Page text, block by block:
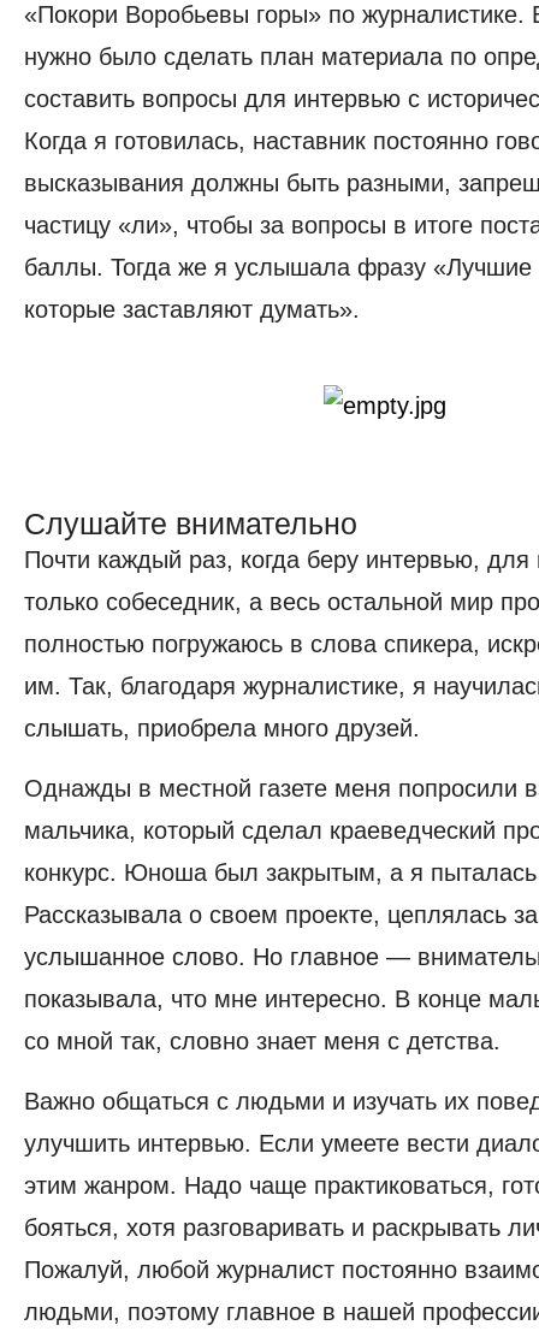
«Покори Воробьевы горы» по журналистике.
нужно было сделать план материала по
составить вопросы для интервью с
Когда я готовилась, наставник постоянно
высказывания должны быть разными,
частицу «ли», чтобы за вопросы в итоге
баллы. Тогда же я услышала фразу «Лучшие
которые заставляют думать».
Слушайте внимательно
Почти каждый раз, когда беру интервью, для
только собеседник, а весь остальной мир
полностью погружаюсь в слова спикера,
им. Так, благодаря журналистике, я
слышать, приобрела много друзей.
Однажды в местной газете меня попросили
мальчика, который сделал краеведческий
конкурс. Юноша был закрытым, а я пыталась
Рассказывала о своем проекте, цеплялась
услышанное слово. Но главное —
показывала, что мне интересно. В конце
со мной так, словно знает меня с детства.
Важно общаться с людьми и изучать их
улучшить интервью. Если умеете вести
этим жанром. Надо чаще практиковаться,
бояться, хотя разговаривать и раскрывать
Пожалуй, любой журналист постоянно
людьми, поэтому главное в нашей